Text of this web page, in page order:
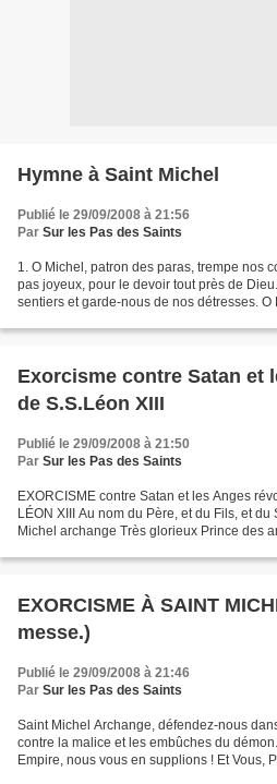
Hymne à Saint Michel
Publié le 29/09/2008 à 21:56
Par Sur les Pas des Saints
1. O Michel, patron des paras, trempe nos
pas joyeux, pour le devoir tout près de
sentiers et garde-nous de nos détresses. O
Exorcisme contre Satan et
de S.S.Léon XIII
Publié le 29/09/2008 à 21:50
Par Sur les Pas des Saints
EXORCISME contre Satan et les Anges
LÉON XIII Au nom du Père, et du Fils, et
Michel archange Très glorieux Prince des
EXORCISME À SAINT
messe.)
Publié le 29/09/2008 à 21:46
Par Sur les Pas des Saints
Saint Michel Archange, défendez-nous
contre la malice et les embûches du
Empire, nous vous en supplions ! Et Vous,